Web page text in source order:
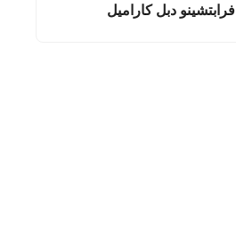
فرابتشينو دبل كاراميل